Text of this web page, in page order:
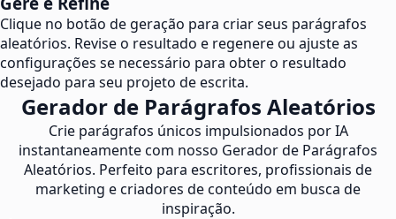
Clique no botão de geração para criar seus parágrafos
aleatórios. Revise o resultado e regenere ou ajuste as
configurações se necessário para obter o resultado
desejado para seu projeto de escrita.
Gerador de Parágrafos Aleatórios
Crie parágrafos únicos impulsionados por IA
instantaneamente com nosso Gerador de Parágrafos
Aleatórios. Perfeito para escritores, profissionais de
marketing e criadores de conteúdo em busca de
inspiração.